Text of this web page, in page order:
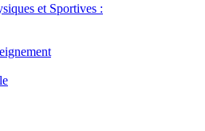
et Sportives :